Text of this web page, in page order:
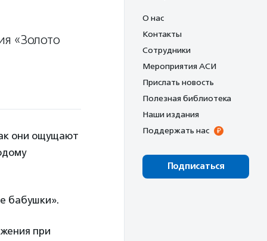
«Золото
они ощущают
бабушки».
при
О нас
Контакты
Сотрудники
Мероприятия АСИ
Прислать новость
Полезная библиотека
Наши издания
Поддержать нас
Подписаться